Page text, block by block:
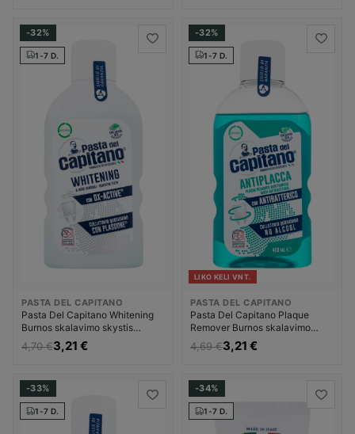
-32%
1-7 D.
PASTA DEL CAPITANO
Pasta Del Capitano Whitening
Burnos skalavimo skystis
Unisex
4,70 €3,21 €
-32%
1-7 D.
LIKO KELI VNT.
PASTA DEL CAPITANO
Pasta Del Capitano Plaque
Remover Burnos skalavimo
skystis Unisex
4,69 €3,21 €
-33%
1-7 D.
-34%
1-7 D.